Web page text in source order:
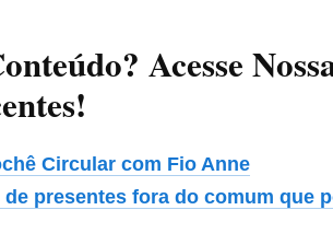
Acesse
Circular com Fio Anne
presentes fora do comum que